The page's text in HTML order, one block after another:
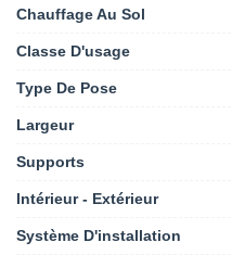
Chauffage Au Sol
Classe D'usage
Type De Pose
Largeur
Supports
Intérieur - Extérieur
Système D'installation